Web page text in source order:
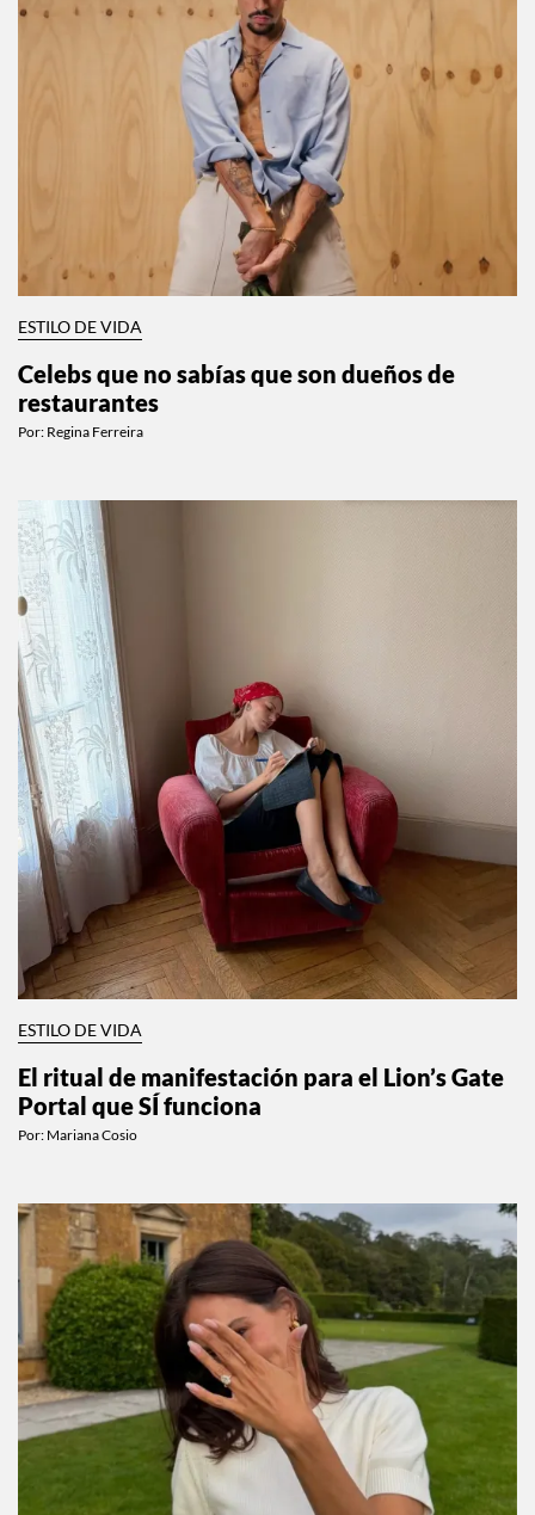
ESTILO DE VIDA
Celebs que no sabías que son dueños de
restaurantes
Por: Regina Ferreira
ESTILO DE VIDA
El ritual de manifestación para el Lion’s Gate
Portal que SÍ funciona
Por: Mariana Cosio